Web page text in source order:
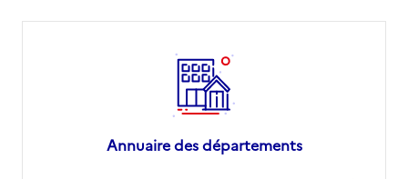
Annuaire des départements